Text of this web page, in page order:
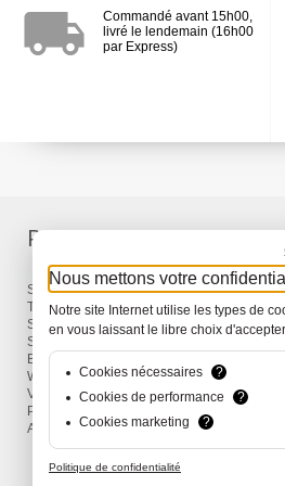
local_shipping
Commandé avant 15h00,
livré le lendemain (16h00
par Express)
Produits
Sacs à dos et Sacs
Travel
Snow
Surf
Bike
Wind
Vêtements et Accessoires
Promotions
Actions
Nous mettons votre
Notre site Internet utilise les types de
en vous laissant le libre choix
Cookies nécessaires
?
Cookies de performance
?
Cookies marketing
?
Politique de confidentialité